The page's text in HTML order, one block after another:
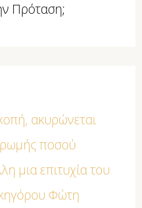
Πρόταση;
ακυρώνεται
ποσού
μια επιτυχία του
Φώτη